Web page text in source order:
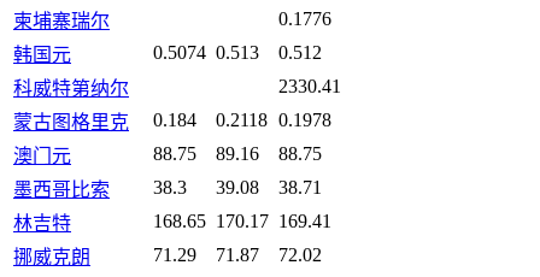
柬埔寨瑞尔
0.1776
韩国元
0.5074 0.513
0.512
科威特第纳尔
2330.41
蒙古图格里克
0.184 0.2118 0.1978
澳门元
88.75 89.16
88.75
墨西哥比索
38.3 39.08
38.71
林吉特
168.65 170.17 169.41
挪威克朗
71.29 71.87
72.02